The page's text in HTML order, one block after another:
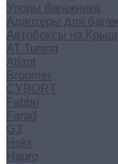
Упоры багажника
Адаптеры для
Автобоксы на
AT Tuning
Atlant
Broomer
CYBORT
Fabbri
Farad
G3
Hakr
Hapro